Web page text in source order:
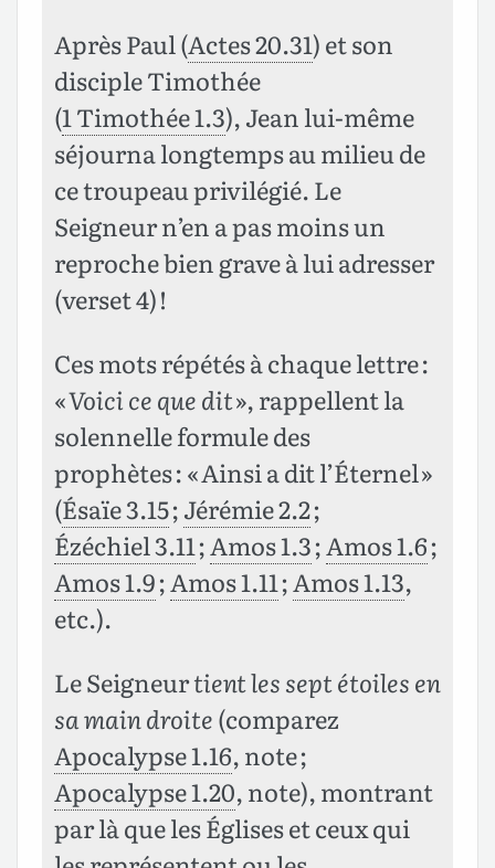
Après Paul (Actes 20.31) et son
disciple Timothée
(1 Timothée 1.3), Jean lui-même
séjourna longtemps au milieu de
ce troupeau privilégié. Le
Seigneur n’en a pas moins un
reproche bien grave à lui adresser
(verset 4) !
Ces mots répétés à chaque lettre :
«Voici ce que dit», rappellent la
solennelle formule des
prophètes : « Ainsi a dit l’Éternel »
(Ésaïe 3.15;Jérémie 2.2;
Ézéchiel 3.11;Amos 1.3;Amos 1.6;
Amos 1.9;Amos 1.11;Amos 1.13,
etc.).
Le Seigneurtient les sept étoiles en
sa main droite(comparez
Apocalypse 1.16, note ;
Apocalypse 1.20, note), montrant
par là que les Églises et ceux qui